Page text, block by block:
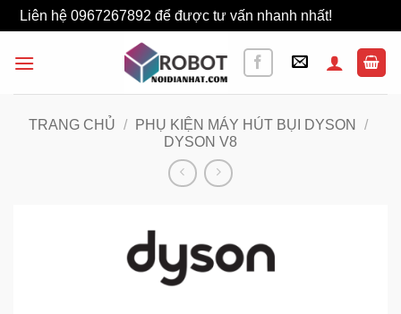
Liên hệ 0967267892 để được tư vấn nhanh nhất!
qua
TRANG CHỦ
/ PHỤ KIỆN MÁY HÚT BỤI DYSON
/
DYSON V8